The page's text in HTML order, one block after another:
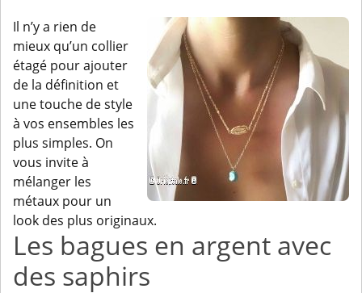
Il n’y a rien de
mieux qu’un collier
étagé pour ajouter
de la définition et
une touche de style
à vos ensembles les
plus simples. On
vous invite à
mélanger les
métaux pour un
look des plus originaux.
Les bagues en argent avec
des saphirs